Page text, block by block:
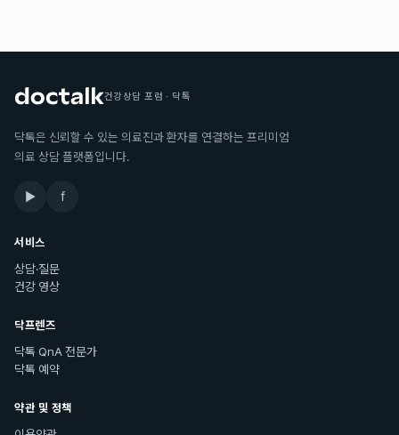
건강상담 포럼 · 닥톡
닥톡은 신뢰할 수 있는 의료진과 환자를 연결하는 프리미엄
의료 상담 플랫폼입니다.
▶ f
서비스
상담·질문
건강 영상
닥프렌즈
닥톡 QnA 전문가
닥톡 예약
약관 및 정책